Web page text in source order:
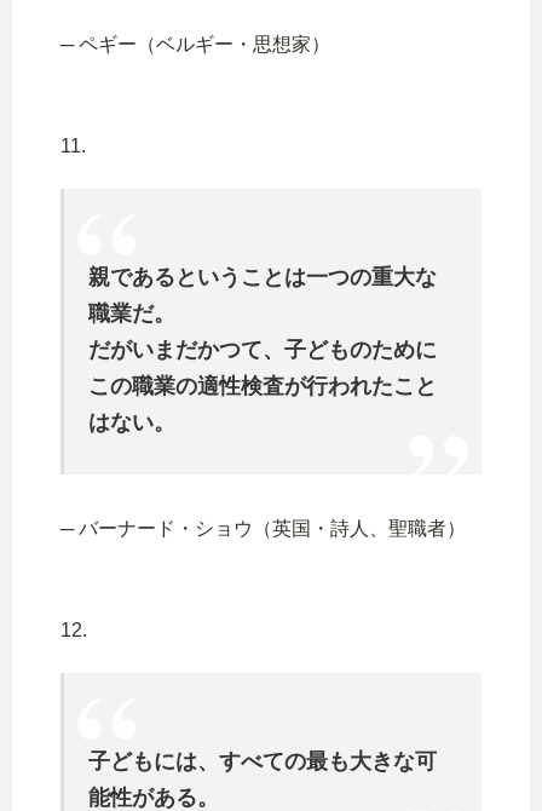
─ ペギー（ベルギー・思想家）
11.
親であるということは一つの重大な
職業だ。
だがいまだかつて、子どものために
この職業の適性検査が行われたこと
はない。
─ バーナード・ショウ（英国・詩人、聖職者）
12.
子どもには、すべての最も大きな可
能性がある。